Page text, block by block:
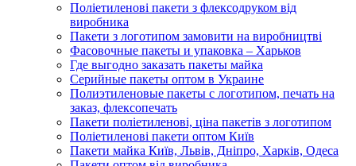
Поліетиленові пакети з флексодруком від
виробника
Пакети з логотипом замовити на виробництві
Фасовочные пакеты и упаковка – Харьков
Где выгодно заказать пакеты майка
Серийные пакеты оптом в Украине
Полиэтиленовые пакеты с логотипом, печать на
заказ, флексопечать
Пакети поліетиленові, ціна пакетів з логотипом
Поліетиленові пакети оптом Київ
Пакети майка Київ, Львів, Дніпро, Харків, Одеса